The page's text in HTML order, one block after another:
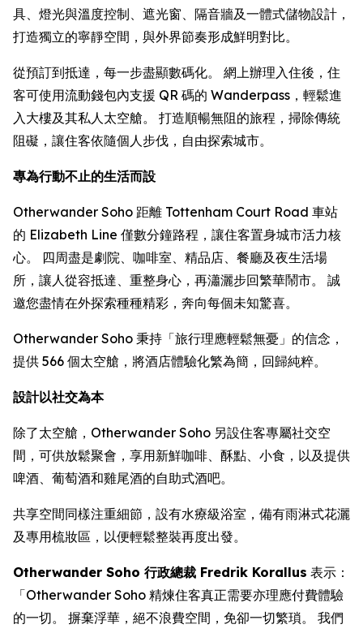
具、燈光與溫度控制、遮光窗、隔音牆及一體式儲物設計，
打造獨立的寧靜空間，與外界節奏形成鮮明對比。
從預訂到抵達，每一步盡顯數碼化。 網上辦理入住後，住
客可使用流動錢包內支援 QR 碼的 Wanderpass，輕鬆進
入大樓及其私人太空艙。 打造順暢無阻的旅程，掃除傳統
阻礙，讓住客依隨個人步伐，自由探索城市。
專為行動不止的生活而設
Otherwander Soho 距離 Tottenham Court Road 車站
的 Elizabeth Line 僅數分鐘路程，讓住客置身城市活力核
心。 四周盡是劇院、咖啡室、精品店、餐廳及夜生活場
所，讓人從容抵達、重整身心，再瀟灑步回繁華鬧市。 誠
邀您盡情在外探索種種精彩，奔向每個未知驚喜。
Otherwander Soho 秉持「旅行理應輕鬆無憂」的信念，
提供 566 個太空艙，將酒店體驗化繁為簡，回歸純粹。
設計以社交為本
除了太空艙，Otherwander Soho 另設住客專屬社交空
間，可供放鬆聚會，享用新鮮咖啡、酥點、小食，以及提供
啤酒、葡萄酒和雞尾酒的自助式酒吧。
共享空間同樣注重細節，設有水療級浴室，備有雨淋式花灑
及專用梳妝區，以便輕鬆整裝再度出發。
Otherwander Soho 行政總裁 Fredrik Korallus 表示：
「Otherwander Soho 精煉住客真正需要亦理應付費體驗
的一切。 摒棄浮華，絕不浪費空間，免卻一切繁瑣。 我們